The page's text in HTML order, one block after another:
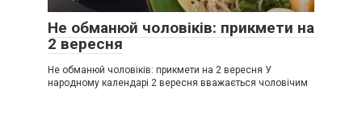
Не обманюй чоловіків: прикмети на
2 вересня
Не обманюй чоловіків: прикмети на 2 вересня У
народному календарі 2 вересня вважається чоловічим